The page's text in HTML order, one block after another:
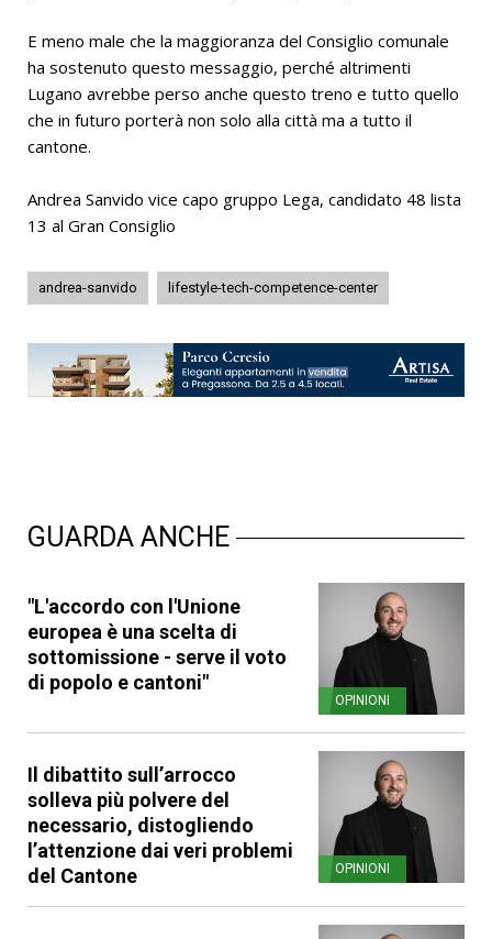
E meno male che la maggioranza del Consiglio comunale
ha sostenuto questo messaggio, perché altrimenti
Lugano avrebbe perso anche questo treno e tutto quello
che in futuro porterà non solo alla città ma a tutto il
cantone.
Andrea Sanvido vice capo gruppo Lega, candidato 48 lista
13 al Gran Consiglio
andrea-sanvido lifestyle-tech-competence-center
GUARDA ANCHE
"L'accordo con l'Unione
europea è una scelta di
sottomissione - serve il voto
di popolo e cantoni"
OPINIONI
Il dibattito sull’arrocco
solleva più polvere del
necessario, distogliendo
l’attenzione dai veri problemi
del Cantone
OPINIONI